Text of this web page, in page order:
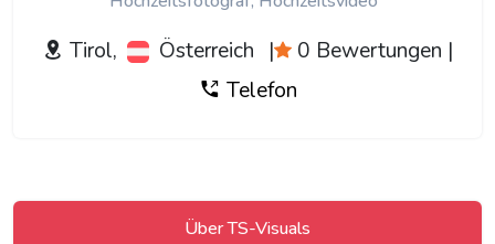
Tirol, Österreich | 0 Bewertungen |
Telefon
Über TS-Visuals